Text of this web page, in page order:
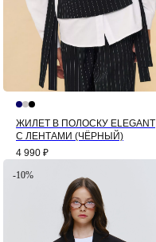
ЖИЛЕТ В ПОЛОСКУ ELEGANT
С ЛЕНТАМИ (ЧЁРНЫЙ)
4 990 ₽
-10%